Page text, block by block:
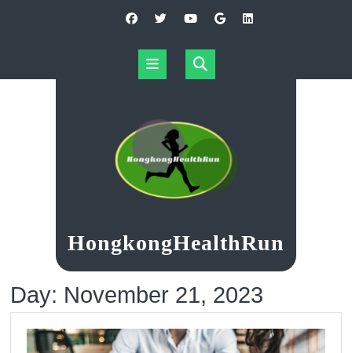
Open
HongkongHealthRun
Day: November 21, 2023